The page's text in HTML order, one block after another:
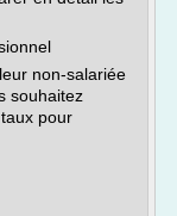
non-salariée
souhaitez
pour